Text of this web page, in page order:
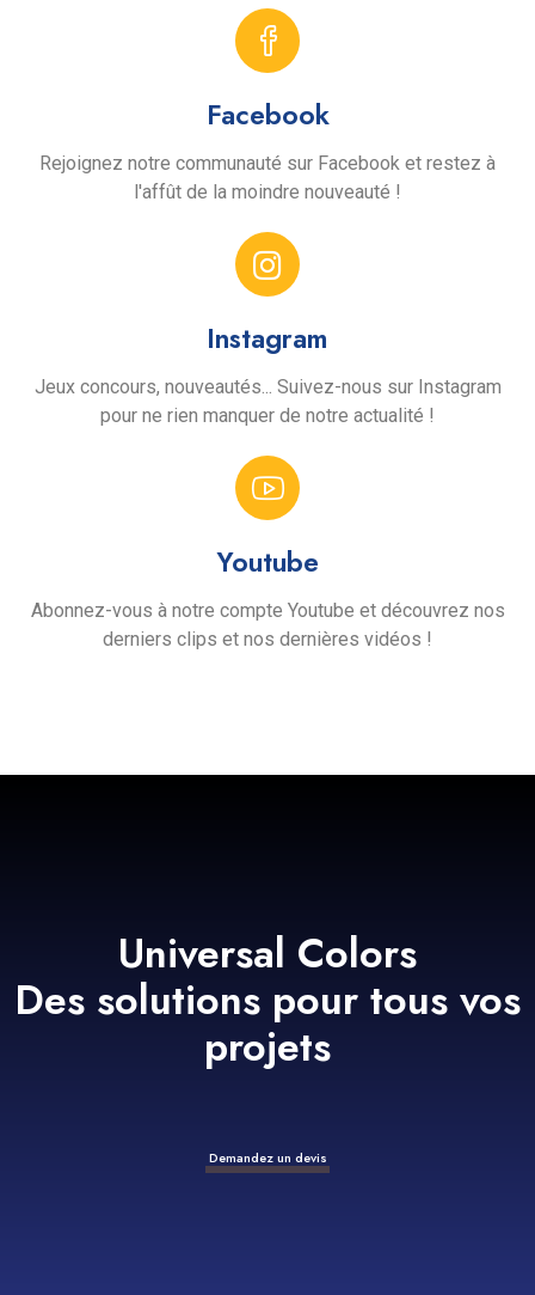
Facebook
Rejoignez notre communauté sur Facebook et restez à
l'affût de la moindre nouveauté !
Instagram
Jeux concours, nouveautés... Suivez-nous sur Instagram
pour ne rien manquer de notre actualité !
Youtube
Abonnez-vous à notre compte Youtube et découvrez nos
derniers clips et nos dernières vidéos !
Universal Colors
Des solutions pour tous vos
projets
Demandez un devis